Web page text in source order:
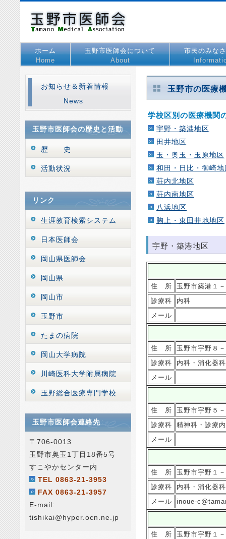
ホーム
Home
玉野市医師会について
About
市民のみな
玉野市の医療
学校区別の医療機関
宇野・築港地区
田井地区
玉・奥玉・玉原地区
和田・日比・御崎地
荘内北地区
荘内南地区
八浜地区
胸上・東田井地地区
宇野・築港地区
住 所
玉野市築港１
診療科
内科
メール
住 所
玉野市宇野８
診療科
内科・消化器
メール
住 所
玉野市宇野５
診療科
精神科・診療
メール
住 所
玉野市宇野１
診療科
内科・消化器科
メール
inoue-
住 所
玉野市宇野１
お知らせ＆新着情報
News
玉野市医師会の歴史と活動
歴 史
活動状況
リンク
生涯教育検索システム
日本医師会
岡山県医師会
岡山県
岡山市
玉野市
たまの病院
岡山大学病院
川崎医科大学附属病院
玉野総合医療専門学校
玉野市医師会連絡先
〒706-0013
玉野市奥玉1丁目18番5号
すこやかセンター内
TEL 0863-21-3953
FAX 0863-21-3957
E-mail:
tishikai@hyper.ocn.ne.jp